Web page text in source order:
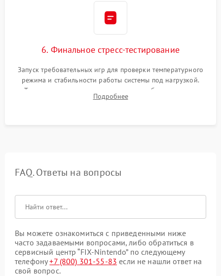
6. Финальное стресс-тестирование
Запуск требовательных игр для проверки температурного
режима и стабильности работы системы под нагрузкой.
Тестирование привода, синхронизации беспроводных
геймпадов, выхода в сеть и выдачи изображения без
Подробнее
FAQ. Ответы на вопросы
Вы можете ознакомиться с приведенными ниже
часто задаваемыми вопросами, либо обратиться в
сервисный центр “FIX-Nintendo” по следующему
телефону+7 (800) 301-55-83 если не нашли ответ на
свой вопрос.